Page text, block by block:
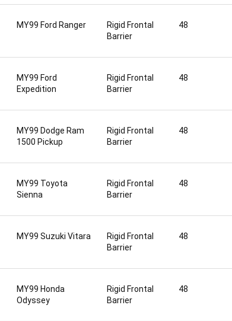
MY99 Ford Ranger
Rigid Frontal
Barrier
48
MY99 Ford
Expedition
Rigid Frontal
Barrier
48
MY99 Dodge Ram
1500 Pickup
Rigid Frontal
Barrier
48
MY99 Toyota
Sienna
Rigid Frontal
Barrier
48
MY99 Suzuki Vitara
Rigid Frontal
Barrier
48
MY99 Honda
Odyssey
Rigid Frontal
Barrier
48